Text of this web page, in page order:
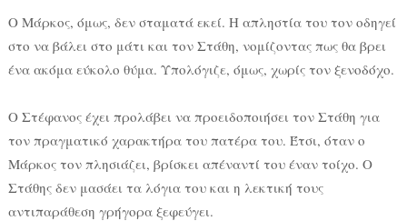
Ο Μάρκος, όμως, δεν σταματά εκεί. Η απληστία του τον οδηγεί
στο να βάλει στο μάτι και τον Στάθη, νομίζοντας πως θα βρει
ένα ακόμα εύκολο θύμα. Υπολόγιζε, όμως, χωρίς τον ξενοδόχο.
Ο Στέφανος έχει προλάβει να προειδοποιήσει τον Στάθη για
τον πραγματικό χαρακτήρα του πατέρα του. Έτσι, όταν ο
Μάρκος τον πλησιάζει, βρίσκει απέναντί του έναν τοίχο. Ο
Στάθης δεν μασάει τα λόγια του και η λεκτική τους
αντιπαράθεση γρήγορα ξεφεύγει.